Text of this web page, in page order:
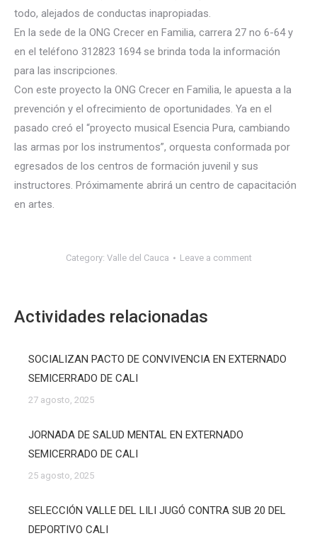
todo, alejados de conductas inapropiadas.
En la sede de la ONG Crecer en Familia, carrera 27 no 6-64 y
en el teléfono 312823 1694 se brinda toda la información
para las inscripciones.
Con este proyecto la ONG Crecer en Familia, le apuesta a la
prevención y el ofrecimiento de oportunidades. Ya en el
pasado creó el “proyecto musical Esencia Pura, cambiando
las armas por los instrumentos”, orquesta conformada por
egresados de los centros de formación juvenil y sus
instructores. Próximamente abrirá un centro de capacitación
en artes.
Category: Valle del Cauca Leave a comment
Actividades relacionadas
SOCIALIZAN PACTO DE CONVIVENCIA EN EXTERNADO
SEMICERRADO DE CALI
27 agosto, 2025
JORNADA DE SALUD MENTAL EN EXTERNADO
SEMICERRADO DE CALI
25 agosto, 2025
SELECCIÓN VALLE DEL LILI JUGÓ CONTRA SUB 20 DEL
DEPORTIVO CALI